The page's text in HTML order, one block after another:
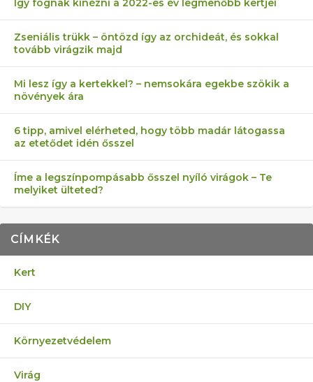
Így fognak kinézni a 2022-es év legmenőbb kertjei
Zseniális trükk – öntözd így az orchideát, és sokkal
tovább virágzik majd
Mi lesz így a kertekkel? – nemsokára egekbe szökik a
növények ára
6 tipp, amivel elérheted, hogy több madár látogassa
az etetődet idén ősszel
Íme a legszínpompásabb ősszel nyíló virágok – Te
melyiket ülteted?
CÍMKÉK
Kert
DIY
Környezetvédelem
Virág